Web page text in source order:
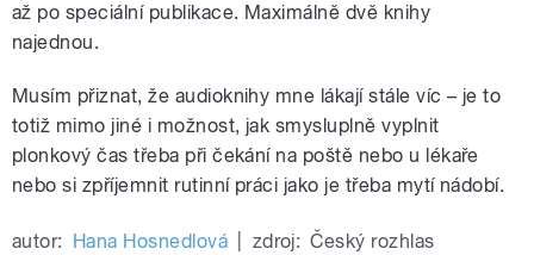
až po speciální publikace. Maximálně dvě knihy
najednou.
Musím přiznat, že audioknihy mne lákají stále víc – je to
totiž mimo jiné i možnost, jak smysluplně vyplnit
plonkový čas třeba při čekání na poště nebo u lékaře
nebo si zpříjemnit rutinní práci jako je třeba mytí nádobí.
autor: Hana Hosnedlová zdroj: Český rozhlas